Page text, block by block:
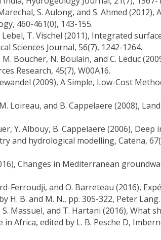
S. Aulong, and S. Ahmed
460-461(0), 143-155.
Lebel, T. Vischel (2011), Integrated
Sciences Journal, 56(7), 1242-1264.
M. Boucher, N. Boulain, and C. Leduc
Research, 45(7), W00A16.
(2009), A Simple, Low-Cost
M. Loireau, and B. Cappelaere (2008),
Y. Albouy, B. Cappelaere (2006),
and hydrological modelling, Catena,
Changes in Mediterranean
Ferroudji, and O. Barreteau (2016),
B. and M. N., pp. 305-322, Peter Lang.
S. Massuel, and T. Hartani (2016),
Africa, edited by L. B. Pesche D,